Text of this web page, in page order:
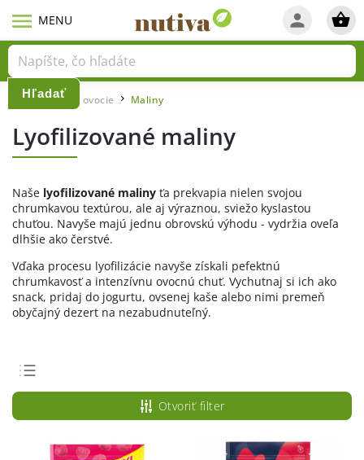
Hľadať
Domov / Lyo ovocie Maliny
Lyofilizované maliny
Naše lyofilizované maliny ťa prekvapia nielen svojou
chrumkavou textúrou, ale aj výraznou, sviežo kyslastou
chuťou. Navyše majú jednu obrovskú výhodu - vydržia oveľa
dlhšie ako čerstvé.
Vďaka procesu lyofilizácie navyše získali pefektnú
chrumkavosť a intenzívnu ovocnú chuť. Vychutnaj si ich ako
snack, pridaj do jogurtu, ovsenej kaše alebo nimi premeň
obyčajný dezert na nezabudnuteľný.
Odporúčame
Najlacnejšie
Najdrahšie
Otvoriť filter